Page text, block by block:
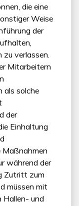
die eine
Weise
der
zu verlassen.
Mitarbeitern
als solche
der
Einhaltung
Maßnahmen
während der
Zutritt zum
müssen mit
Hallen- und